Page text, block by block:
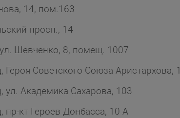
14, пом.163
просп., 14
Шевченко, 8, помещ. 1007
Советского Союза Аристархова, 1
ул. Академика Сахарова, 103
кт Героев Донбасса, 10 А